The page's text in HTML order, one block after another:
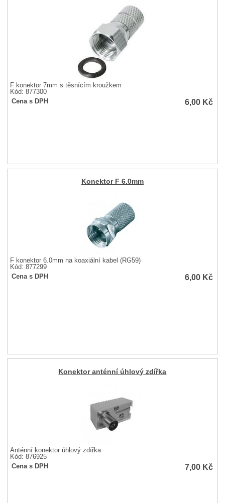
F konektor 7mm s těsnícím kroužkem
Kód: 877300
Cena s DPH
6,00 Kč
Konektor F 6.0mm
F konektor 6.0mm na koaxiální kabel (RG59)
Kód: 877299
Cena s DPH
6,00 Kč
Konektor anténní úhlový zdířka
Anténní konektor úhlový zdířka
Kód: 876925
Cena s DPH
7,00 Kč